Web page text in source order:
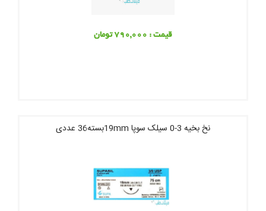
قیمت : 790,000 تومان
نخ بخیه 3-0 سیلک سوپا 19mmبسته36 عددی